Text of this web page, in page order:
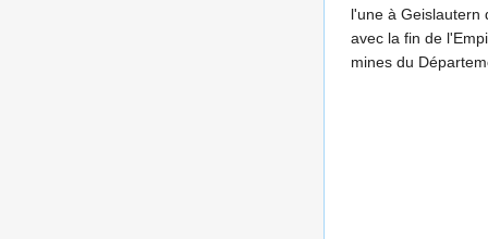
l'une à Geislautern
avec la fin de
mines du